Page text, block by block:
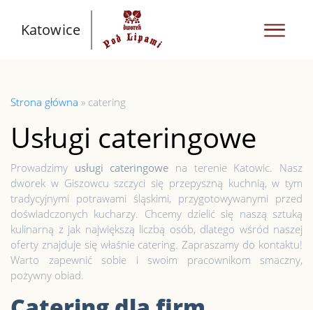
Katowice
Strona główna » catering
Usługi cateringowe
Prowadzimy usługi cateringowe na terenie Katowic. Nasz
dworek w Giszowcu szczyci się przepyszną kuchnią, w tym
tradycyjnymi potrawami śląskimi, przygotowywanymi przed
doświadczonych kucharzy. Chcemy dzielić się naszą sztuką
kulinarną z jak największą liczbą osób, dlatego wśród naszej
oferty znajduje się właśnie catering. Zapraszamy do kontaktu!
Warto zapewnić sobie i swoim pracownikom smaczny,
pożywny obiad.